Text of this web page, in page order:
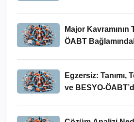
Major Kavramının
ÖABT
Egzersiz: Tanımı,
ve BESYO-